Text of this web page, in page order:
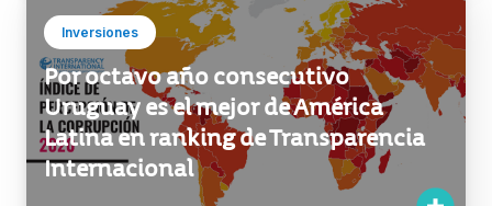
Inversiones
Por octavo año consecutivo
Uruguay es el mejor de América
Latina en ranking de Transparencia
Internacional